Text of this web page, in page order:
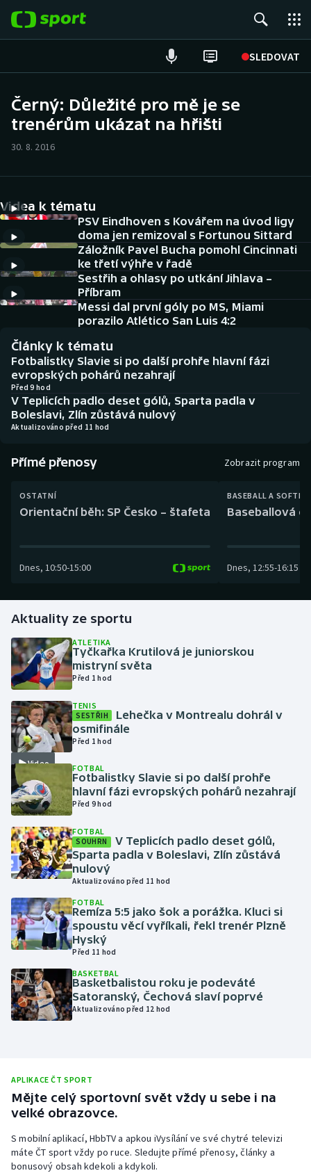
SLEDOVAT
Hokej
Cyklistika
DALŠÍ SPORTY
Americký fotbal
Baseball a softbal
Basketbal
Biatlon
Boby a skeleton
Box
Curling
Golf
Gymnastika
Házená
Jezdectví
Judo
Krasobruslení
Lyže a snowboard
Motorsport
Olympijské hry
Parasport
Plavání
Rychlostní kanoistika
NEPŘEHLÉDNĚTE
Historické návraty
Aplikace ČT sport
AZ kvíz
Černý: Důležité pro mě je se
trenérům ukázat na hřišti
30. 8. 2016
Videa k tématu
PSV Eindhoven s Kovářem na úvod ligy
doma jen remizoval s Fortunou Sittard
Záložník Pavel Bucha pomohl Cincinnati
ke třetí výhře v řadě
Sestřih a ohlasy po utkání Jihlava –
Příbram
Messi dal první góly po MS, Miami
porazilo Atlético San Luis 4:2
Články k tématu
Fotbalistky Slavie si po další prohře hlavní fázi
evropských pohárů nezahrají
Před 9 hod
V Teplicích padlo deset gólů, Sparta padla v
Boleslavi, Zlín zůstává nulový
Aktualizováno před 11 hod
Přímé přenosy Zobrazit program
OSTATNÍ
Orientační běh: SP Česko – štafeta
Dnes, 10:50-15:00
BASEBALL A
Baseballová
Dnes, 12:55-16:15
Aktuality ze sportu
ATLETIKA
Tyčkařka Krutilová je juniorskou
mistryní světa
Před 1 hod
Video
TENIS
SESTŘIH
Lehečka v Montrealu dohrál v
osmifinále
Před 1 hod
FOTBAL
Fotbalistky Slavie si po další prohře
hlavní fázi evropských pohárů nezahrají
Před 9 hod
FOTBAL
SOUHRN
V Teplicích padlo deset gólů,
Sparta padla v Boleslavi, Zlín zůstává
nulový
Aktualizováno před 11 hod
FOTBAL
Remíza 5:5 jako šok a porážka. Kluci si
spoustu věcí vyříkali, řekl trenér Plzně
Hyský
Před 11 hod
BASKETBAL
Basketbalistou roku je podeváté
Satoranský, Čechová slaví poprvé
Aktualizováno před 12 hod
APLIKACE ČT SPORT
Mějte celý sportovní svět vždy u sebe i na
velké obrazovce.
S mobilní aplikací, HbbTV a apkou iVysílání ve své chytré televizi
máte ČT sport vždy po ruce. Sledujte přímé přenosy, články a
bonusový obsah kdekoli a kdykoli.